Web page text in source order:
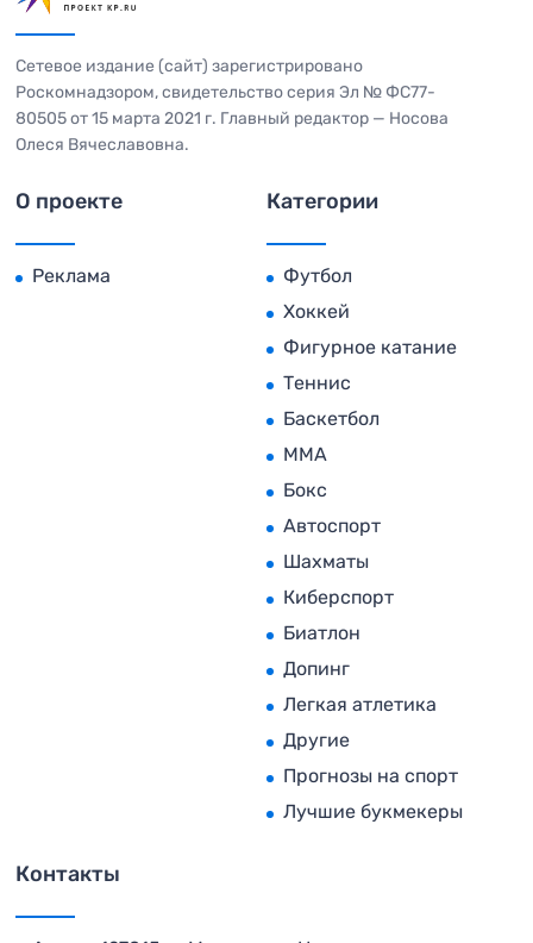
Сетевое издание (сайт) зарегистрировано
Роскомнадзором, свидетельство серия Эл № ФС77-
80505 от 15 марта 2021 г. Главный редактор — Носова
Олеся Вячеславовна.
О проекте
Реклама
Категории
Футбол
Хоккей
Фигурное катание
Теннис
Баскетбол
MMA
Бокс
Автоспорт
Шахматы
Киберспорт
Биатлон
Допинг
Легкая атлетика
Другие
Прогнозы на спорт
Лучшие букмекеры
Контакты